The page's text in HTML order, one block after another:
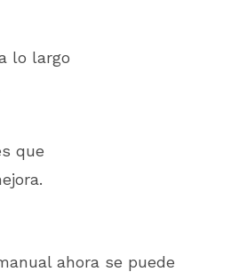
lo largo
que
ahora se puede